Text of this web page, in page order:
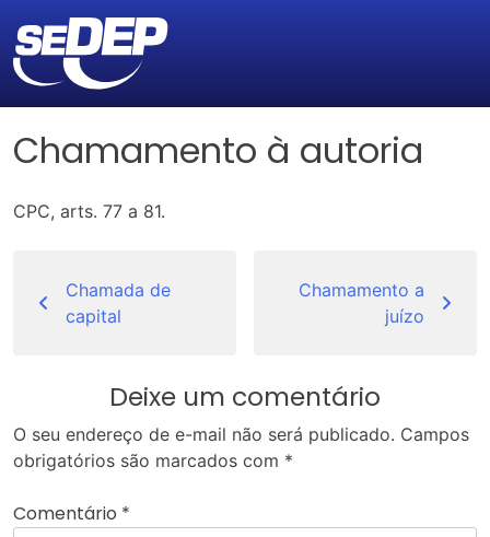
Chamamento à autoria
CPC, arts. 77 a 81.
de
Post
Chamada de
capital
Chamamento a
juízo
Deixe um comentário
O seu endereço de e-mail não será publicado. Campos
obrigatórios são marcados com *
Comentário *